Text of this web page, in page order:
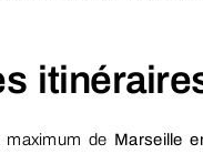
maximum de Marseille